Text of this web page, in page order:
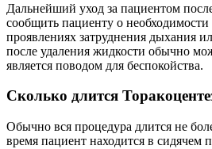
Дальнейший уход за пациентом
сообщить пациенту о
проявлениях затруднения дыхания
после удаления жидкости обычно
является поводом для беспокойства.
Сколько длится
Обычно вся процедура длится не
время пациент находится в сидячем